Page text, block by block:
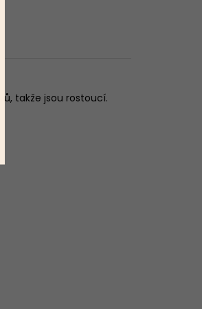
takže jsou rostoucí.